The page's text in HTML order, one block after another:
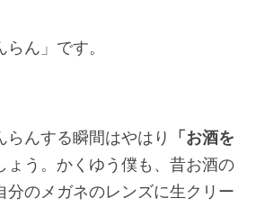
ん」です。
らんする瞬間はやはり
「お酒を
ょう。かくゆう僕も、昔お酒の
分のメガネのレンズに生クリー